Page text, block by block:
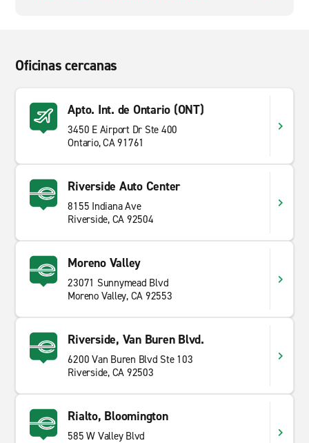
Oficinas cercanas
Apto. Int. de Ontario (ONT)
3450 E Airport Dr Ste 400
Ontario, CA 91761
Riverside Auto Center
8155 Indiana Ave
Riverside, CA 92504
Moreno Valley
23071 Sunnymead Blvd
Moreno Valley, CA 92553
Riverside, Van Buren Blvd.
6200 Van Buren Blvd Ste 103
Riverside, CA 92503
Rialto, Bloomington
585 W Valley Blvd